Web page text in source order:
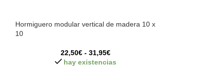
Hormiguero modular vertical de madera 10 x
10
22,50€ - 31,95€
hay existencias